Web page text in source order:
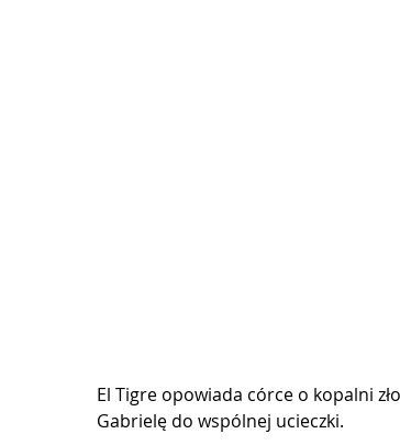
El Tigre opowiada córce o kopalni
Gabrielę do wspólnej ucieczki.